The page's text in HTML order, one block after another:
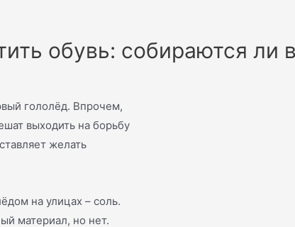
обувь: собираются ли
гололёд. Впрочем,
выходить на борьбу
желать
на улицах – соль.
материал, но нет.